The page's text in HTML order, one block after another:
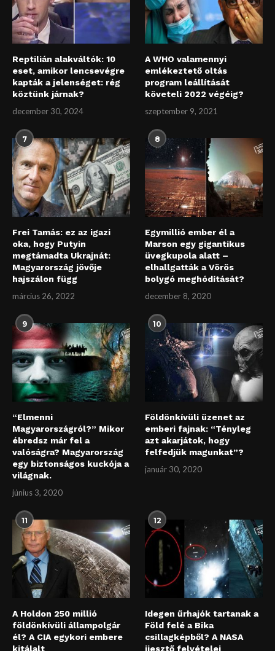
Reptilián alakváltók: 10
eset, amikor lencsevégre
kapták a jelenséget: rég
köztünk járnak?
december 30, 2024
A WHO valamennyi
emlékeztető oltás
program leállítását
követeli 2022 végéig?
szeptember 9, 2021
7
Frei Tamás: ez az igazi
oka, hogy Putyin
megtámadta Ukrajnát:
Magyarország jövője
hajszálon függ
március 26, 2022
8
Egymillió ember él a
Marson egy gigantikus
üvegkupola alatt –
elhallgatták a Vörös
bolygó meghódítását?
december 8, 2020
9
“Elmenni
Magyarországról?” Mikor
ébredsz már fel a
valóságra? Magyarország
egy biztonságos kuckója a
világnak.
június 3, 2020
10
Földönkívüli üzenet az
emberi fajnak: “Tényleg
azt akarjátok, hogy
felfedjük magunkat”?
január 30, 2020
11
A Holdon 250 millió
földönkívüli állampolgár
él? A CIA egykori embere
kitálalt
12
Idegen űrhajók tartanak a
Föld felé a Bika
csillagképből? A NASA
ijesztő felvételei